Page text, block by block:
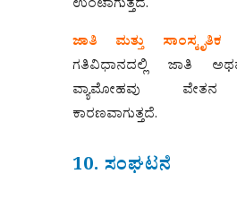
ಉಂಟಾಗುತ್ತದೆ.
ಜಾತಿ ಮತ್ತು ಸಾಂಸ್ಕೃತಿಕ
ಗತಿವಿಧಾನದಲ್ಲಿ ಜಾತಿ
ವ್ಯಾಮೋಹವು
ಕಾರಣವಾಗುತ್ತದೆ.
10. ಸಂಘಟನೆ